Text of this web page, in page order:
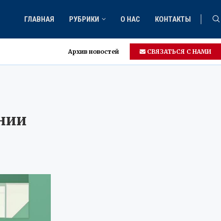
ГЛАВНАЯ РУБРИКИ О НАС КОНТАКТЫ
Архив новостей СВЯЗАТЬСЯ С НАМИ